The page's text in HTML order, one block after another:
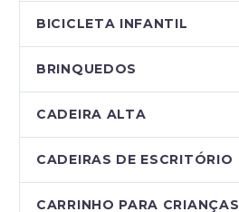
BICICLETA INFANTIL
BRINQUEDOS
CADEIRA ALTA
CADEIRAS DE ESCRITÓRIO
CARRINHO PARA CRIANÇAS